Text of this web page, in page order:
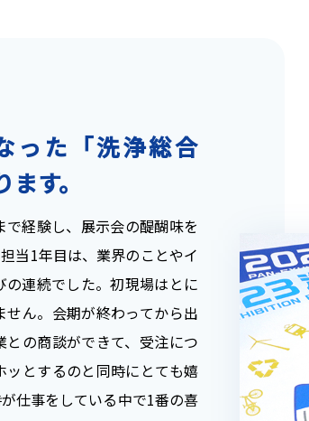
った「洗浄総合
す。
経験し、展示会の醍醐味を
当1年目は、業界のことやイ
連続でした。初現場はとに
ん。会期が終わってから出
の商談ができて、受注につ
とするのと同時にとても嬉
仕事をしている中で1番の喜